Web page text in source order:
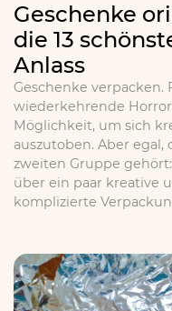
Geschenke
die 13
Anlass
Geschenke
wiederkehrende
Möglichkeit, um sich
auszutoben. Aber
zweiten Gruppe
über ein paar kreative
komplizierte